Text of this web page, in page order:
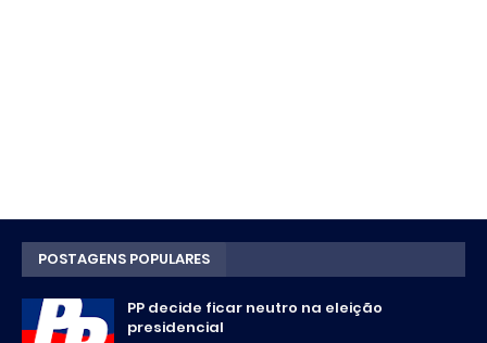
POSTAGENS POPULARES
PP decide ficar neutro na eleição
presidencial